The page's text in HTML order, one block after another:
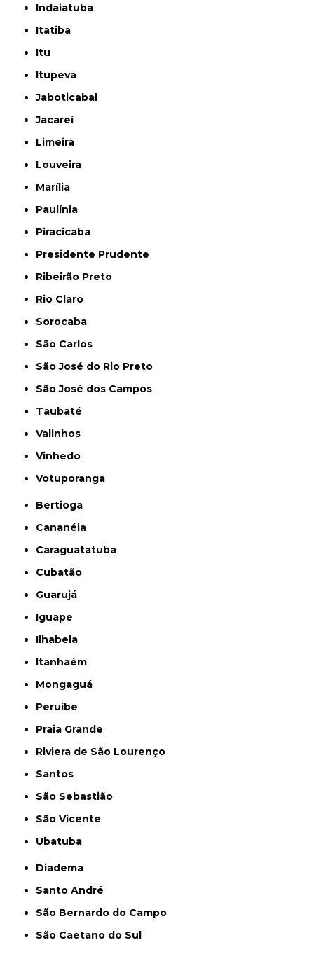
Indaiatuba
Itatiba
Itu
Itupeva
Jaboticabal
Jacareí
Limeira
Louveira
Marília
Paulínia
Piracicaba
Presidente Prudente
Ribeirão Preto
Rio Claro
Sorocaba
São Carlos
São José do Rio Preto
São José dos Campos
Taubaté
Valinhos
Vinhedo
Votuporanga
Bertioga
Cananéia
Caraguatatuba
Cubatão
Guarujá
Iguape
Ilhabela
Itanhaém
Mongaguá
Peruíbe
Praia Grande
Riviera de São Lourenço
Santos
São Sebastião
São Vicente
Ubatuba
Diadema
Santo André
São Bernardo do Campo
São Caetano do Sul